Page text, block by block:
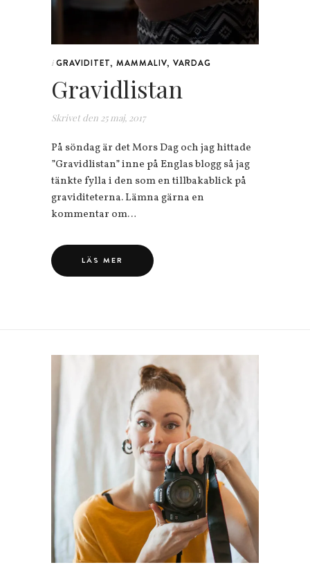
i GRAVIDITET, MAMMALIV, VARDAG
Gravidlistan
Skrivet den 25 maj, 2017
På söndag är det Mors Dag och jag hittade
”Gravidlistan” inne på Englas blogg så jag
tänkte fylla i den som en tillbakablick på
graviditeterna. Lämna gärna en
kommentar om…
LÄS MER